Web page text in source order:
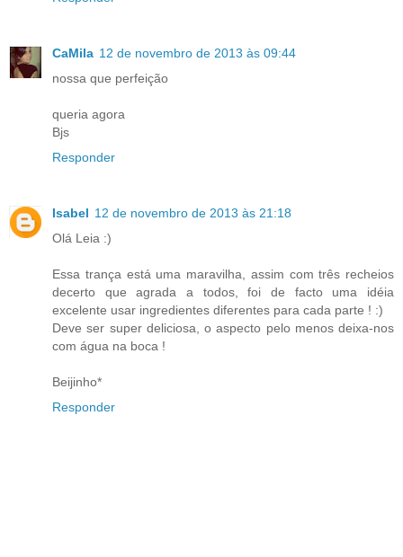
CaMila 12 de novembro de 2013 às 09:44
nossa que perfeição
queria agora
Bjs
Responder
Isabel 12 de novembro de 2013 às 21:18
Olá Leia :)
Essa trança está uma maravilha, assim com três recheios
decerto que agrada a todos, foi de facto uma idéia
excelente usar ingredientes diferentes para cada parte ! :)
Deve ser super deliciosa, o aspecto pelo menos deixa-nos
com água na boca !
Beijinho*
Responder